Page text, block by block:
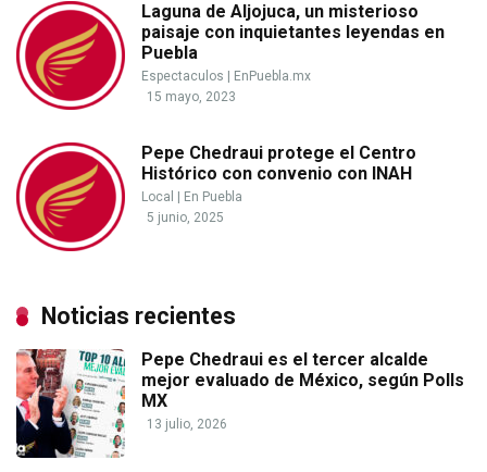
Laguna de Aljojuca, un misterioso
paisaje con inquietantes leyendas en
Puebla
Espectaculos
EnPuebla.mx
15 mayo, 2023
Pepe Chedraui protege el Centro
Histórico con convenio con INAH
Local
En Puebla
5 junio, 2025
Noticias recientes
Pepe Chedraui es el tercer alcalde
mejor evaluado de México, según Polls
MX
13 julio, 2026